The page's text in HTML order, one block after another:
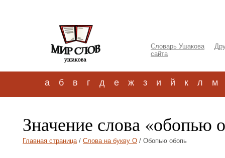
Словарь Ушакова
сайта
а б в г д е ж з и й к л м
Значение слова «обопью
Главная страница/ Слова на букву О / Обопью обопь